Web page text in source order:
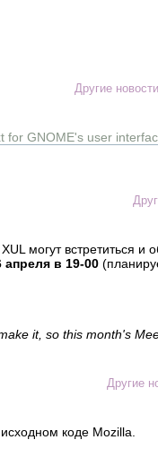
Другие
for GNOME's user
могут встретиться и
апреля в 19-00
it, so this month's
Другие
коде Mozilla.